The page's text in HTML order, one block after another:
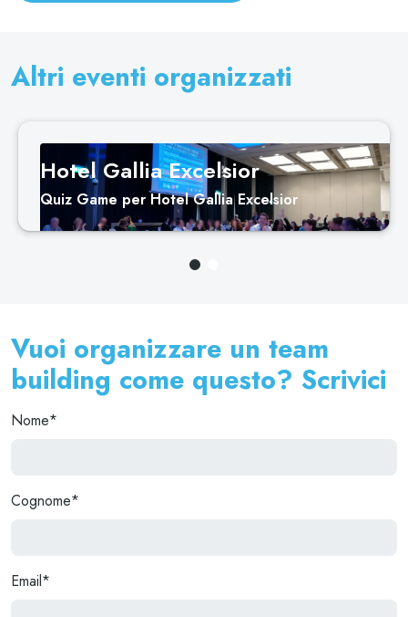
Altri eventi organizzati
Hotel Gallia Excelsior
Quiz Game per Hotel Gallia Excelsior
Vuoi organizzare un team
building come questo? Scrivici
Nome*
Cognome*
Email*